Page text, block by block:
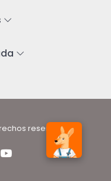
reservados.